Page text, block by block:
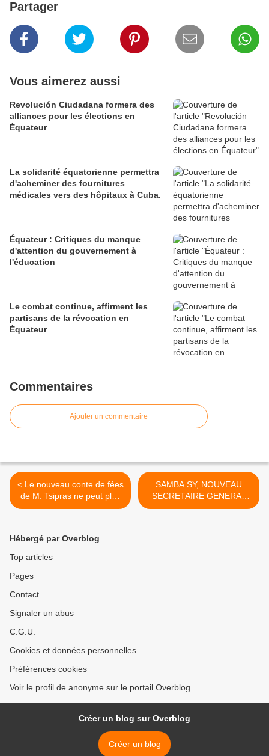
Partager
Vous aimerez aussi
Revolución Ciudadana formera des
alliances pour les élections en
Équateur
La solidarité équatorienne permettra
d'acheminer des fournitures
médicales vers des hôpitaux à Cuba.
Équateur : Critiques du manque
d'attention du gouvernement à
l'éducation
Le combat continue, affirment les
partisans de la révocation en
Équateur
Commentaires
Ajouter un commentaire
< Le nouveau conte de fées
de M. Tsipras ne peut plus
convaincre le peuple
SAMBA SY, NOUVEAU
SECRETAIRE GENERAL
DU PIT-SENEGAL >
Hébergé par Overblog
Top articles
Pages
Contact
Signaler un abus
C.G.U.
Cookies et données personnelles
Préférences cookies
Voir le profil de anonyme sur le portail Overblog
Créer un blog sur Overblog
Créer un blog